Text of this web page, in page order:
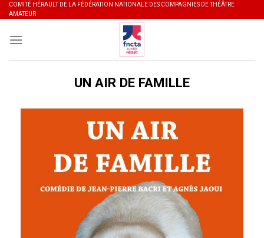
Skip
to
content
COMITÉ HÉRAULT DE LA FÉDÉRATION NATIONALE DES COMPAGNIES DE THÉÂTRE
AMATEUR
UN AIR DE FAMILLE